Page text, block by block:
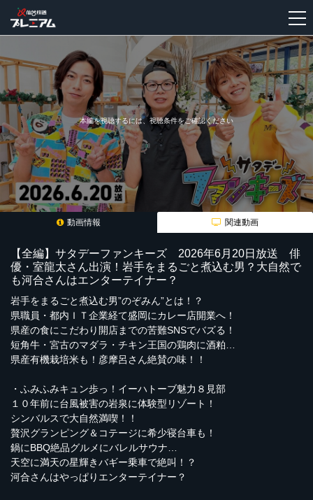
新
規
登
録
本編を視聴するには、視聴条件をご確認ください
動画情報 関連動画
【全編】サタデーファンキーズ 2026年6月20日放送 俳
優・室龍太さん出演！岩手をまるごと煮込む男？大自然で
も河合さんはエンターテイナー？
岩手をまるごと煮込む男”のぞみん”とは！？
県職員・都内ＩＴ企業経て盛岡にカレー店開業へ！
県産の食にこだわり開店までの苦難SNSでバズる！
短角牛・宮古のマダラ・チキン王国の鶏肉に酒粕…
県産有機栽培米も！彦摩呂さん絶賛の味！！
・ふみふみキュン歩っ！イーハトーブ魅力８見部
１０年前に台風被害の岩泉に体験型リゾート！
シンバルスで大自然満喫！！
贅沢グランピング＆コテージに希少寝台車も！
鍋にBBQ絶品グルメにバレルサウナ…
天空に満天の星輝きバギー乗車で絶叫！？
河合さんはやっぱりエンターテイナー？